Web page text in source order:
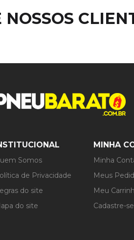
NOSSOS
Somos
de Privacidade
do site
do site
MINHA
Minha
Meus
Meu
Cadastre-se